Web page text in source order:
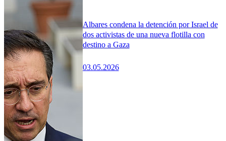
Albares condena la detención por Israel de
dos activistas de una nueva flotilla con
destino a Gaza
03.05.2026